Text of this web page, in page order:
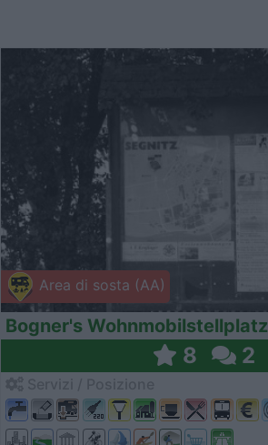
Area di sosta (AA)
Bogner's Wohnmobilstellplatz
8 2